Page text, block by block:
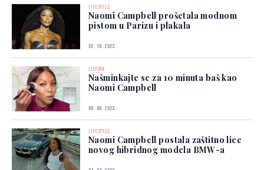
LIFESTYLE
Naomi Campbell prošetala modnom
pistom u Parizu i plakala
02. 10. 2023.
LJEPOTA
Našminkajte se za 10 minuta baš kao
Naomi Campbell
09. 06. 2023.
LIFESTYLE
Naomi Campbell postala zaštitno lice
novog hibridnog modela BMW-a